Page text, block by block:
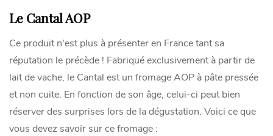
Le Cantal AOP
Ce produit n'est plus à présenter en France tant sa
réputation le précède ! Fabriqué exclusivement à partir de
lait de vache, le Cantal est un fromage AOP à pâte pressée
et non cuite. En fonction de son âge, celui-ci peut bien
réserver des surprises lors de la dégustation. Voici ce que
vous devez savoir sur ce fromage :